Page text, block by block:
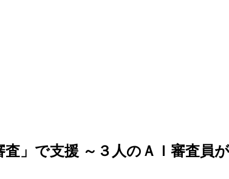
」で支援 ～３人のＡＩ審査